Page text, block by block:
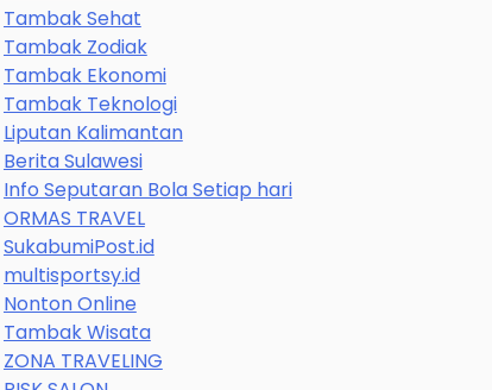
Tambak Sehat
Tambak Zodiak
Tambak Ekonomi
Tambak Teknologi
Liputan Kalimantan
Berita Sulawesi
Info Seputaran Bola Setiap hari
ORMAS TRAVEL
SukabumiPost.id
multisportsy.id
Nonton Online
Tambak Wisata
ZONA TRAVELING